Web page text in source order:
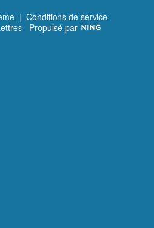
| Conditions de service
Propulsé par